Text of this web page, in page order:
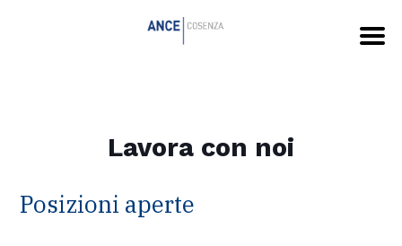
Lavora con noi
Posizioni aperte